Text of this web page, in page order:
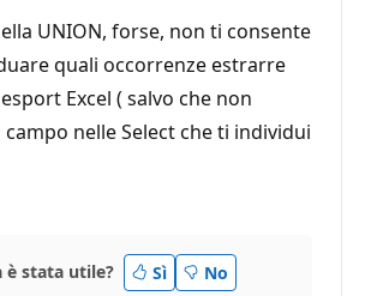
UNION, forse, non ti consente
quali occorrenze estrarre
Excel ( salvo che non
nelle Select che ti individui
è stata utile? Sì No